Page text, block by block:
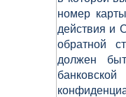
номер
действия и
обратной
должен